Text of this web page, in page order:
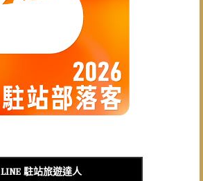
LINE 駐站旅遊達人